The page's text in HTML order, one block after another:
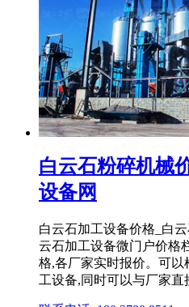
白云石粉碎机械
设备网
白云石加工设备价格_白
云石加工设备微门户价格
格,各厂家实时报价。可
工设备,同时可以与厂家直